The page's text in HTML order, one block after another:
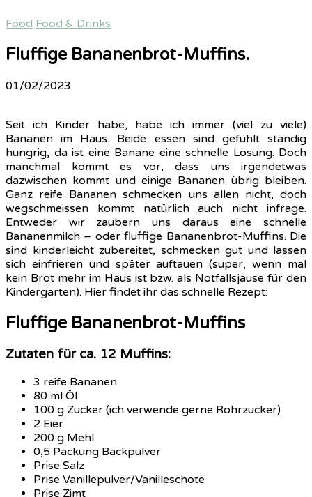
Food Food & Drinks
Fluffige Bananenbrot-Muffins.
01/02/2023
Seit ich Kinder habe, habe ich immer (viel zu viele)
Bananen im Haus. Beide essen sind gefühlt ständig
hungrig, da ist eine Banane eine schnelle Lösung. Doch
manchmal kommt es vor, dass uns irgendetwas
dazwischen kommt und einige Bananen übrig bleiben.
Ganz reife Bananen schmecken uns allen nicht, doch
wegschmeissen kommt natürlich auch nicht infrage.
Entweder wir zaubern uns daraus eine schnelle
Bananenmilch – oder fluffige Bananenbrot-Muffins. Die
sind kinderleicht zubereitet, schmecken gut und lassen
sich einfrieren und später auftauen (super, wenn mal
kein Brot mehr im Haus ist bzw. als Notfallsjause für den
Kindergarten). Hier findet ihr das schnelle Rezept:
Fluffige Bananenbrot-Muffins
Zutaten für ca. 12 Muffins:
3 reife Bananen
80 ml Öl
100 g Zucker (ich verwende gerne Rohrzucker)
2 Eier
200 g Mehl
0,5 Packung Backpulver
Prise Salz
Prise Vanillepulver/Vanilleschote
Prise Zimt